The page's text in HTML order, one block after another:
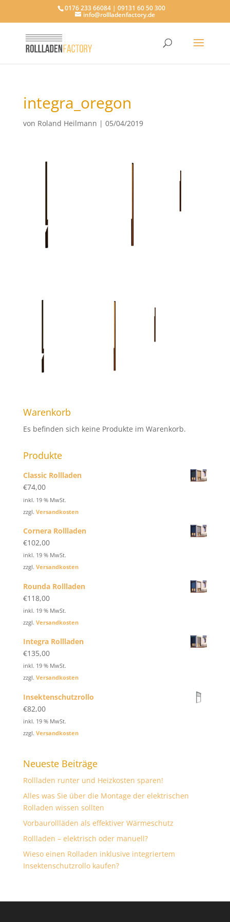
0176 233 66084 | 09131 60 50 300
info@rollladenfactory.de
integra_oregon
von Roland Heilmann | 05/04/2019
Warenkorb
Es befinden sich keine Produkte im Warenkorb.
Produkte
Classic Rollladen
€74,00
inkl. 19 % MwSt.
zzgl. Versandkosten
Cornera Rollladen
€102,00
inkl. 19 % MwSt.
zzgl. Versandkosten
Rounda Rollladen
€118,00
inkl. 19 % MwSt.
zzgl. Versandkosten
Integra Rollladen
€135,00
inkl. 19 % MwSt.
zzgl. Versandkosten
Insektenschutzrollo
€82,00
inkl. 19 % MwSt.
zzgl. Versandkosten
Neueste Beiträge
Rollladen runter und Heizkosten sparen!
Alles was Sie über die Montage der elektrischen
Rolladen wissen sollten
Vorbaurollläden als effektiver Wärmeschutz
Rollladen – elektrisch oder manuell?
Wieso einen Rolladen inklusive integriertem
Insektenschutzrollo kaufen?